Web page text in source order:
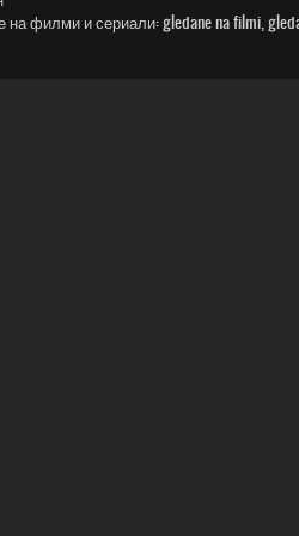
филми и сериали: gledane na filmi,